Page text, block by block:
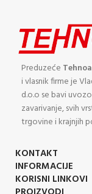
Preduzeće
i vlasnik firme je
d.o.o se bavi
zavarivanje, svih
trgovine i krajnjih
KONTAKT
INFORMACIJE
KORISNI LINKOVI